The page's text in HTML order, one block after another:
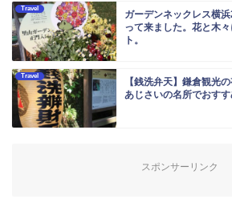
Travel
ガーデンネックレス横
って来ました。花と木
ト。
Travel
【銭洗弁天】鎌倉観光
あじさいの名所でおすす
スポンサーリンク